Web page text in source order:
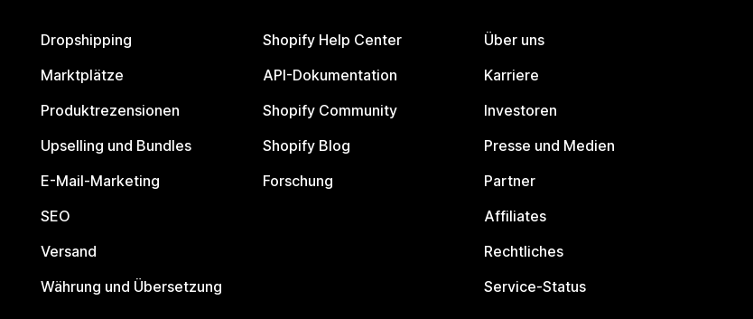
Dropshipping
Marktplätze
Produktrezensionen
Upselling und Bundles
E-Mail-Marketing
SEO
Versand
Währung und Übersetzung
Shopify Help Center
API-Dokumentation
Shopify Community
Shopify Blog
Forschung
Über uns
Karriere
Investoren
Presse und Medien
Partner
Affiliates
Rechtliches
Service-Status